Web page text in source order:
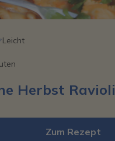
Leicht
Herbst Ravioli
Zum Rezept